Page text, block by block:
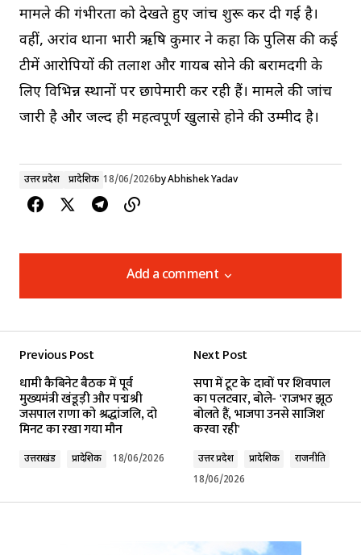
मामले की गंभीरता को देखते हुए जांच शुरू कर दी गई है।
वहीं, अरांव थाना प्रभारी ऋषि कुमार ने कहा कि पुलिस की कई
टीमें आरोपियों की तलाश और गायब सोने की बरामदगी के
लिए विभिन्न स्थानों पर छापेमारी कर रही हैं। मामले की जांच
जारी है और जल्द ही महत्वपूर्ण खुलासे होने की उम्मीद है।
उत्तर प्रदेश प्रादेशिक 18/06/2026byAbhishek Yadav
Add a comment
Add a comment
Required fields are marked*
Comment*
Previous Post
धामी कैबिनेट बैठक में पूर्व
मुख्यमंत्री खंडूड़ी और पद्मश्री
जसपाल राणा को श्रद्धांजलि, दो
मिनट का रखा गया मौन
उत्तराखंड प्रादेशिक 18/06/2026
Next Post
सपा में टूट के दावों पर शिवपाल
का पलटवार, बोले- 'राजभर झूठ
बोलते हैं, भाजपा उनसे साजिश
करवा रही'
उत्तर प्रदेश प्रादेशिक
राजनीति
18/06/2026